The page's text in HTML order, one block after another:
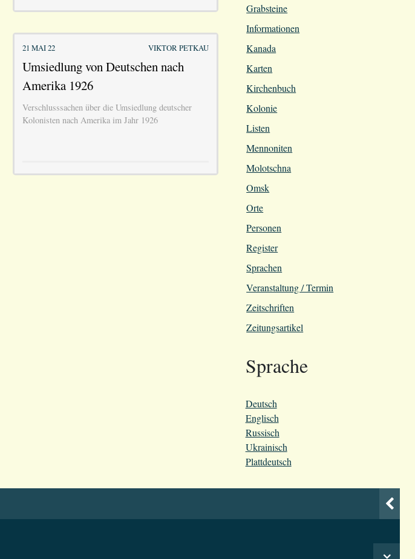
21 MAI 22 VIKTOR PETKAU
Umsiedlung von Deutschen nach
Amerika 1926
Verschlusssachen über die Umsiedlung deutscher
Kolonisten nach Amerika im Jahr 1926
Grabsteine
Informationen
Kanada
Karten
Kirchenbuch
Kolonie
Listen
Mennoniten
Molotschna
Omsk
Orte
Personen
Register
Sprachen
Veranstaltung / Termin
Zeitschriften
Zeitungsartikel
Sprache
Deutsch
Englisch
Russisch
Ukrainisch
Plattdeutsch